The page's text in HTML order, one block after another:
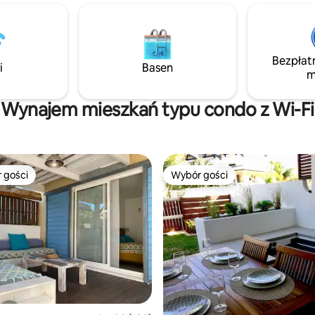
i zrelaksuj się w naszej
balii. 🫧 Pobyt na świeżym
w otoczeniu spokoju wyżyn
🇷🇪
okolica. Wynajmujemy nasze
elektryczne. Wypożyczenie 2
masek, fajek i różnych gier
Basen
Wynajem mieszkań typu condo z Wi-Fi
z kategorii Wybór gości
gości Wybór gości
Wybór gości